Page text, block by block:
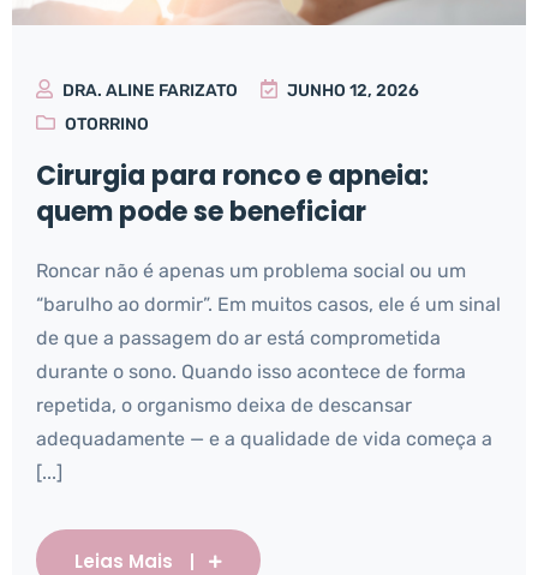
DRA. ALINE FARIZATO
JUNHO 12, 2026
OTORRINO
Cirurgia para ronco e apneia:
quem pode se beneficiar
Roncar não é apenas um problema social ou um
“barulho ao dormir”. Em muitos casos, ele é um sinal
de que a passagem do ar está comprometida
durante o sono. Quando isso acontece de forma
repetida, o organismo deixa de descansar
adequadamente — e a qualidade de vida começa a
[...]
Leias Mais